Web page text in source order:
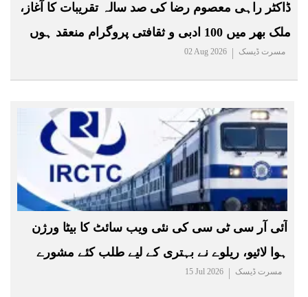
ڈاکٹر راہی معصوم رضا کی صد سالہ تقریبات کا آغاز،
ملک بھر میں 100 ادبی و ثقافتی پروگرام منعقد ہوں
گے
02 Aug 2026 مسرت ڈیسک
آئی آر سی ٹی سی کی نئی ویب سائٹ کا بیٹا ورژن
ہوا لائیو، ریلوے نے بہتری کے لیے طلب کئے مشورے
15 Jul 2026 مسرت ڈیسک